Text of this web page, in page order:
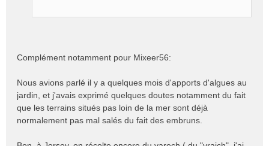
Complément notamment pour Mixeer56:
Nous avions parlé il y a quelques mois d'apports d'algues au
jardin, et j'avais exprimé quelques doutes notamment du fait
que les terrains situés pas loin de la mer sont déjà
normalement pas mal salés du fait des embruns.